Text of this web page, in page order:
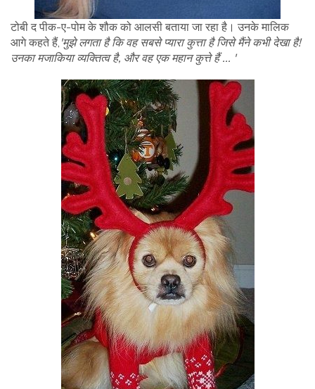
टोबी द पीक-ए-पोम के शौक को आलसी बताया जा रहा है। उनके मालिक
आगे कहते हैं, 'मुझे लगता है कि वह सबसे प्यारा कुत्ता है जिसे मैंने कभी देखा है!
उनका मजाकिया व्यक्तित्व है, और वह एक महान कुत्ते हैं ... '